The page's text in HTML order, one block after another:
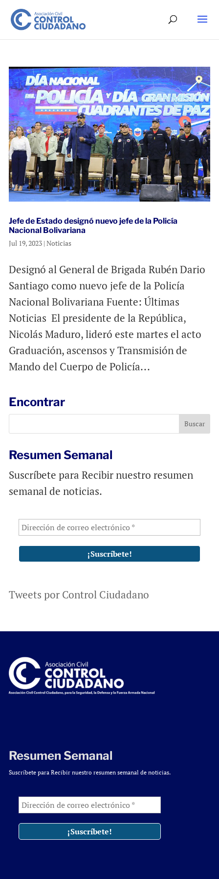
Jefe de Estado designó nuevo jefe de la Policía
Nacional Bolivariana
Jul 19, 2023| Noticias
Designó al General de Brigada Rubén Dario
Santiago como nuevo jefe de la Policía
Nacional Bolivariana Fuente: Últimas
Noticias El presidente de la República,
Nicolás Maduro, lideró este martes el acto
Graduación, ascensos y Transmisión de
Mando del Cuerpo de Policía...
Encontrar
Resumen Semanal
Suscríbete para Recibir nuestro resumen
semanal de noticias.
Tweets por Control Ciudadano
Resumen Semanal
Suscríbete para Recibir nuestro resumen semanal de noticias.